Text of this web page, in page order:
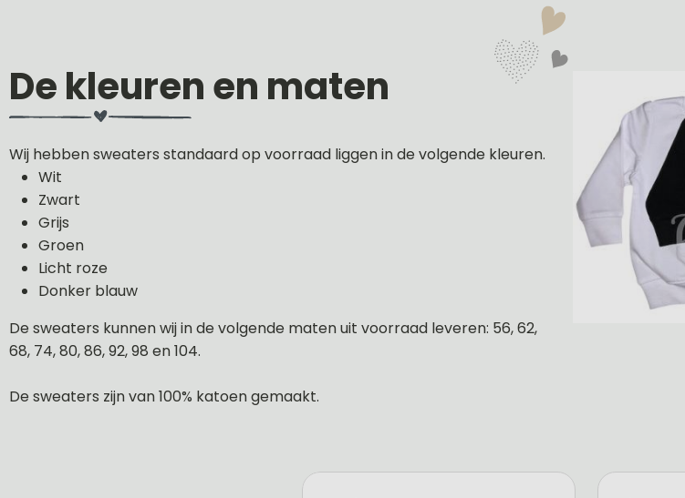
De kleuren en maten
Wij hebben sweaters standaard op voorraad liggen in de volgende kleuren.
Wit
Zwart
Grijs
Groen
Licht roze
Donker blauw
De sweaters kunnen wij in de volgende maten uit voorraad leveren: 56, 62,
68, 74, 80, 86, 92, 98 en 104.
De sweaters zijn van 100% katoen gemaakt.